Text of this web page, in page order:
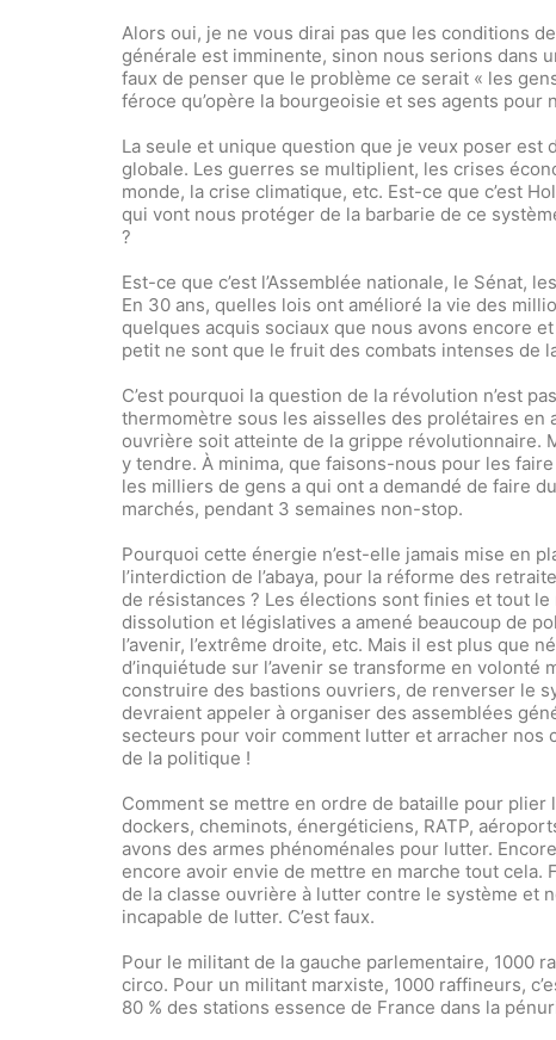
Alors oui, je ne vous dirai pas que les conditions
générale est imminente, sinon nous serions dans
faux de penser que le problème ce serait « les
féroce qu’opère la bourgeoisie et ses agents pour
La seule et unique question que je veux poser est
globale. Les guerres se multiplient, les crises
monde, la crise climatique, etc. Est-ce que c’est
qui vont nous protéger de la barbarie de ce
?
Est-ce que c’est l’Assemblée nationale, le Sénat,
En 30 ans, quelles lois ont amélioré la vie des
quelques acquis sociaux que nous avons encore
petit ne sont que le fruit des combats intenses de
C’est pourquoi la question de la révolution n’est
thermomètre sous les aisselles des prolétaires en
ouvrière soit atteinte de la grippe révolutionnaire.
y tendre. À minima, que faisons-nous pour les
les milliers de gens a qui ont a demandé de faire
marchés, pendant 3 semaines non-stop.
Pourquoi cette énergie n’est-elle jamais mise en
l’interdiction de l’abaya, pour la réforme des
de résistances ? Les élections sont finies et tout
dissolution et législatives a amené beaucoup de
l’avenir, l’extrême droite, etc. Mais il est plus que
d’inquiétude sur l’avenir se transforme en volonté
construire des bastions ouvriers, de renverser le
devraient appeler à organiser des assemblées
secteurs pour voir comment lutter et arracher nos
de la politique !
Comment se mettre en ordre de bataille pour plier
dockers, cheminots, énergéticiens, RATP,
avons des armes phénoménales pour lutter.
encore avoir envie de mettre en marche tout cela.
de la classe ouvrière à lutter contre le système et
incapable de lutter. C’est faux.
Pour le militant de la gauche parlementaire, 1000
circo. Pour un militant marxiste, 1000 raffineurs,
80 % des stations essence de France dans la